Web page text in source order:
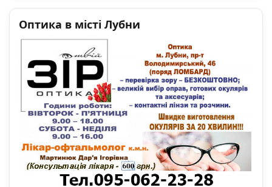
Оптика в місті Лубни